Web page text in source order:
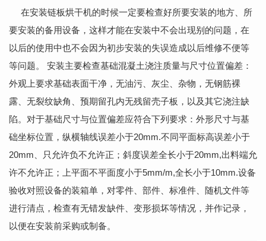
在安装链板烘干机的时候一定要检查好所要安装的地方、所
要安装的备用设备，这样才能在安装中不会出现别的问题，在
以后的使用中也不会因为初步安装的失误造成以后维修不便等
等问题。 安装主要检查基础混凝土浇注质量与尺寸位置偏差：
外观上要求基础表面干净，无油污、灰尘、杂物，无钢筋裸
露、无裂纹缺角、预期留孔内无残留壳子板，以及其它浇注缺
陷。对于基础尺寸与位置偏差应符合下列要求：外形尺寸与基
础坐标位置，纵横轴线误差小于20mm.不同平面标高误差小于
20mm 、只允许负不允许正；斜度误差全长小于20mm,出料端允
许不允许正；上平面不平面度小于5mm/m,全长小于10mm.设备
验收对照设备的装箱单，对零件、部件、标准件、随机文件等
进行清点，检查有无错发缺件、变形损坏等情况，并作记录，
以便在安装前采购或制备。